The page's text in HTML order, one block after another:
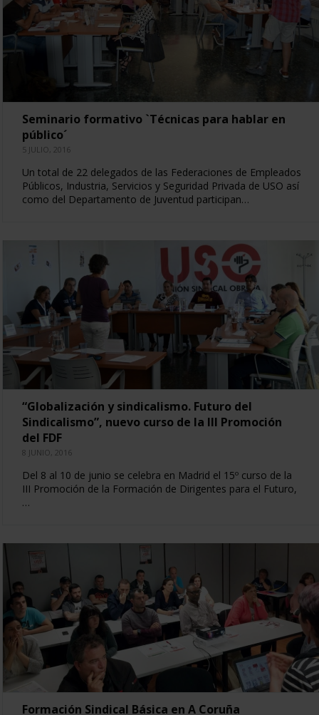
Seminario formativo `Técnicas para hablar en
público´
5 JULIO, 2016
Un total de 22 delegados de las Federaciones de Empleados
Públicos, Industria, Servicios y Seguridad Privada de USO así
como del Departamento de Juventud participan…
“Globalización y sindicalismo. Futuro del
Sindicalismo”, nuevo curso de la III Promoción
del FDF
8 JUNIO, 2016
Del 8 al 10 de junio se celebra en Madrid el 15º curso de la
III Promoción de la Formación de Dirigentes para el Futuro,
…
Formación Sindical Básica en A Coruña